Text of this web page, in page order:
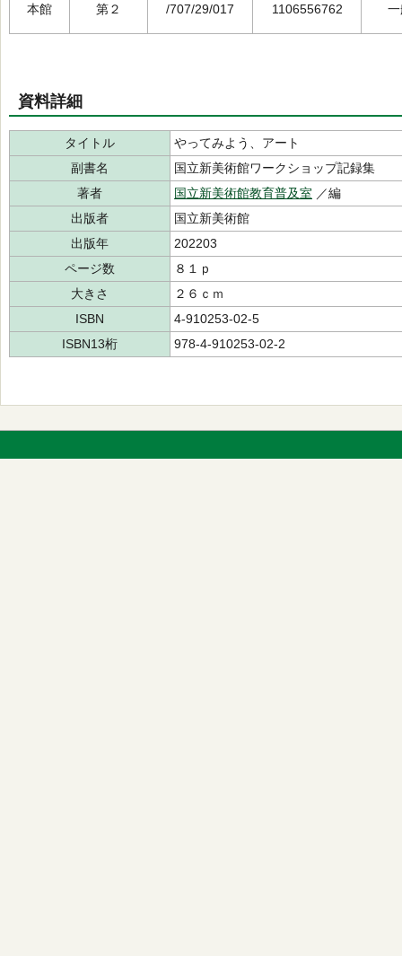
本館 第２ /707/29/017 1106556762
資料詳細
タイトル
やってみよう、アート
副書名
国立新美術館ワークショップ記録集
著者
国立新美術館教育普及室 ／編
出版者
国立新美術館
出版年
202203
ページ数
８１ｐ
大きさ
２６ｃｍ
ISBN
4-910253-02-5
ISBN13桁
978-4-910253-02-2